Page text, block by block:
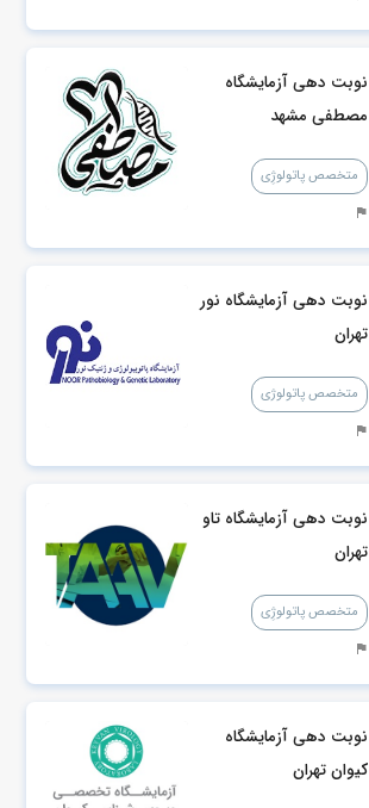
نوبت دهی آزمایشگاه
مصطفی مشهد
متخصص پاتولوژِی
نوبت دهی آزمایشگاه نور
تهران
متخصص پاتولوژی
نوبت دهی آزمایشگاه تاو
تهران
متخصص پاتولوژِی
نوبت دهی آزمایشگاه
کیوان تهران